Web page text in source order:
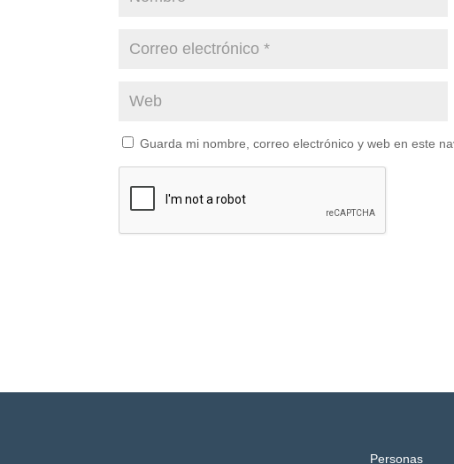
Guarda mi nombre, correo electrónico y web en este
Personas